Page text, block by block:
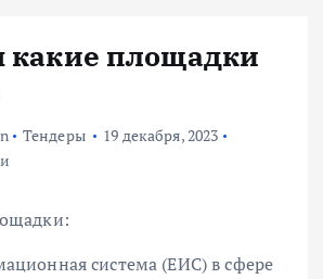
какие площадки
Тендеры
19 декабря, 2023
система (ЕИС) в сфере